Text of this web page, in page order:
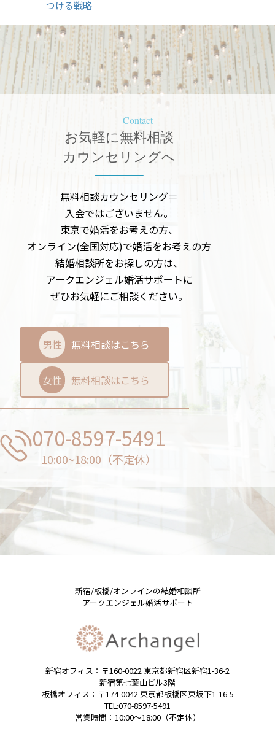
つける戦略
Contact
お気軽に無料相談
カウンセリングへ
無料相談カウンセリング＝
入会ではございません。
東京で婚活をお考えの方、
オンライン(全国対応)で婚活をお考えの方
結婚相談所をお探しの方は、
アークエンジェル婚活サポートに
ぜひお気軽にご相談ください。
男性 無料相談はこちら
女性 無料相談はこちら
070-8597-5491
10:00~18:00（不定休）
新宿/板橋/オンラインの結婚相談所
アークエンジェル婚活サポート
新宿オフィス：〒160-0022 東京都新宿区新宿1-36-2
新宿第七葉山ビル3階
板橋オフィス：〒174-0042 東京都板橋区東坂下1-16-5
TEL:070-8597-5491
営業時間：10:00～18:00（不定休）